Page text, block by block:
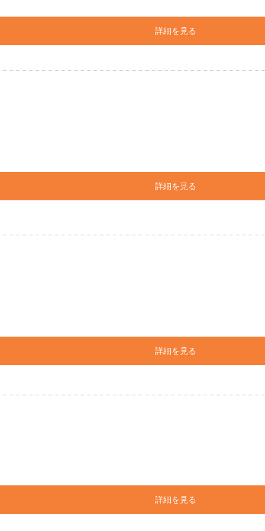
詳細を見る
詳細を見る
詳細を見る
詳細を見る